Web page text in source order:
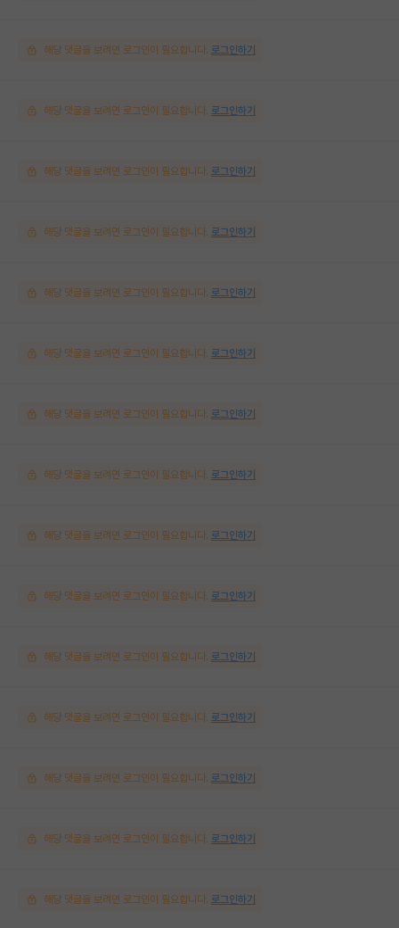
해당 댓글을 보려면 로그인이 필요합니다. 로그인하기
해당 댓글을 보려면 로그인이 필요합니다. 로그인하기
해당 댓글을 보려면 로그인이 필요합니다. 로그인하기
해당 댓글을 보려면 로그인이 필요합니다. 로그인하기
해당 댓글을 보려면 로그인이 필요합니다. 로그인하기
해당 댓글을 보려면 로그인이 필요합니다. 로그인하기
해당 댓글을 보려면 로그인이 필요합니다. 로그인하기
해당 댓글을 보려면 로그인이 필요합니다. 로그인하기
해당 댓글을 보려면 로그인이 필요합니다. 로그인하기
해당 댓글을 보려면 로그인이 필요합니다. 로그인하기
해당 댓글을 보려면 로그인이 필요합니다. 로그인하기
해당 댓글을 보려면 로그인이 필요합니다. 로그인하기
해당 댓글을 보려면 로그인이 필요합니다. 로그인하기
해당 댓글을 보려면 로그인이 필요합니다. 로그인하기
해당 댓글을 보려면 로그인이 필요합니다. 로그인하기